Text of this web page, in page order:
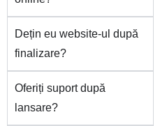
Dețin eu website-ul după
finalizare?
Oferiți suport după
lansare?